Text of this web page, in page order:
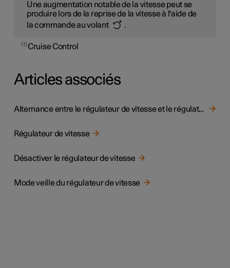
Une augmentation notable de la vitesse peut se
produire lors de la reprise de la vitesse à l'aide de
la commande au volant
.
1 Cruise Control
Articles associés
Alternance entre le régulateur de vitesse et le régulateur adaptatif de vitesse à l'écran central
Régulateur de vitesse
Désactiver le régulateur de vitesse
Mode veille du régulateur de vitesse